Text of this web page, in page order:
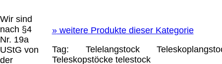
Wir sind
nach §4
Nr. 19a
UStG von
der
»weitere Produkte dieser Kategorie
Tag:
Telelangstock
Teleskopstöcketelestock
bereit. Die Plattform finden Sie unter
http://ec.europa.eu/consumers/odr/
Unsere E-
Mailadresse lautet:info@meteor.vision.
Seitenanfang Impressum AGB Widerruf
Datenschutz Urheberrechte Kontakt